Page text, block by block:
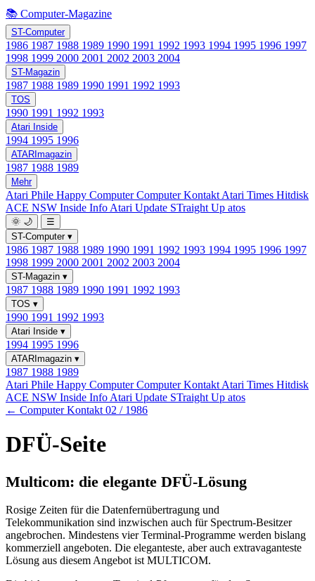
📚 Computer-Magazine
ST-Computer
1986 1987 1988 1989 1990 1991 1992 1993 1994 1995 1996 1997
1998 1999 2000 2001 2002 2003 2004
ST-Magazin
1987 1988 1989 1990 1991 1992 1993
TOS
1990 1991 1992 1993
Atari Inside
1994 1995 1996
ATARImagazin
1987 1988 1989
Mehr
Atari Phile Happy ComputerComputer Kontakt Atari Times Hitdisk
ACE NSW Inside Info Atari Update STraight Up atos
🌞 🌙
☰
ST-Computer ▾
1986 1987 1988 1989 1990 1991 1992 1993 1994 1995 1996 1997
1998 1999 2000 2001 2002 2003 2004
ST-Magazin ▾
1987 1988 1989 1990 1991 1992 1993
TOS ▾
1990 1991 1992 1993
Atari Inside ▾
1994 1995 1996
ATARImagazin ▾
1987 1988 1989
Atari Phile Happy ComputerComputer Kontakt Atari Times Hitdisk
ACE NSW Inside Info Atari Update STraight Up atos
← Computer Kontakt 02 / 1986
DFÜ-Seite
Multicom: die elegante DFÜ-Lösung
Rosige Zeiten für die Datenfernübertragung und
Telekommunikation sind inzwischen auch für Spectrum-Besitzer
angebrochen. Mindestens vier Terminal-Programme werden bislang
kommerziell angeboten. Die eleganteste, aber auch extravaganteste
Lösung aus diesem Angebot ist MULTICOM.